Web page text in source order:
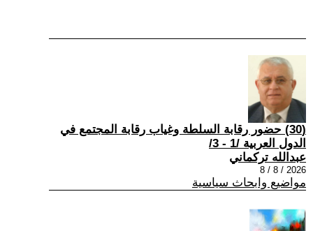
(30) حضور رقابة السلطة وغياب رقابة المجتمع في
الدول العربية /1 - 3/
عبدالله تركماني
2026 / 8 / 8
مواضيع وابحاث سياسية